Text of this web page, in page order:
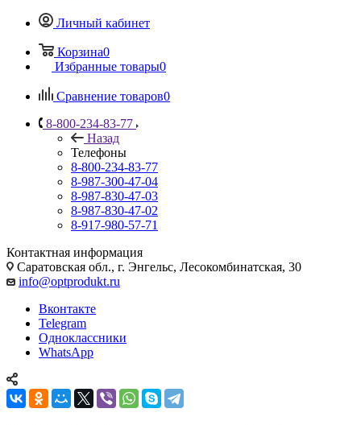
Личный кабинет
Корзина0
Избранные товары0
Сравнение товаров0
8-800-234-83-77
Назад
Телефоны
8-800-234-83-77
8-987-300-47-04
8-987-830-47-03
8-987-830-47-02
8-917-980-57-71
Контактная информация
Саратовская обл., г. Энгельс, Лесокомбинатская, 30
info@optprodukt.ru
Вконтакте
Telegram
Одноклассники
WhatsApp